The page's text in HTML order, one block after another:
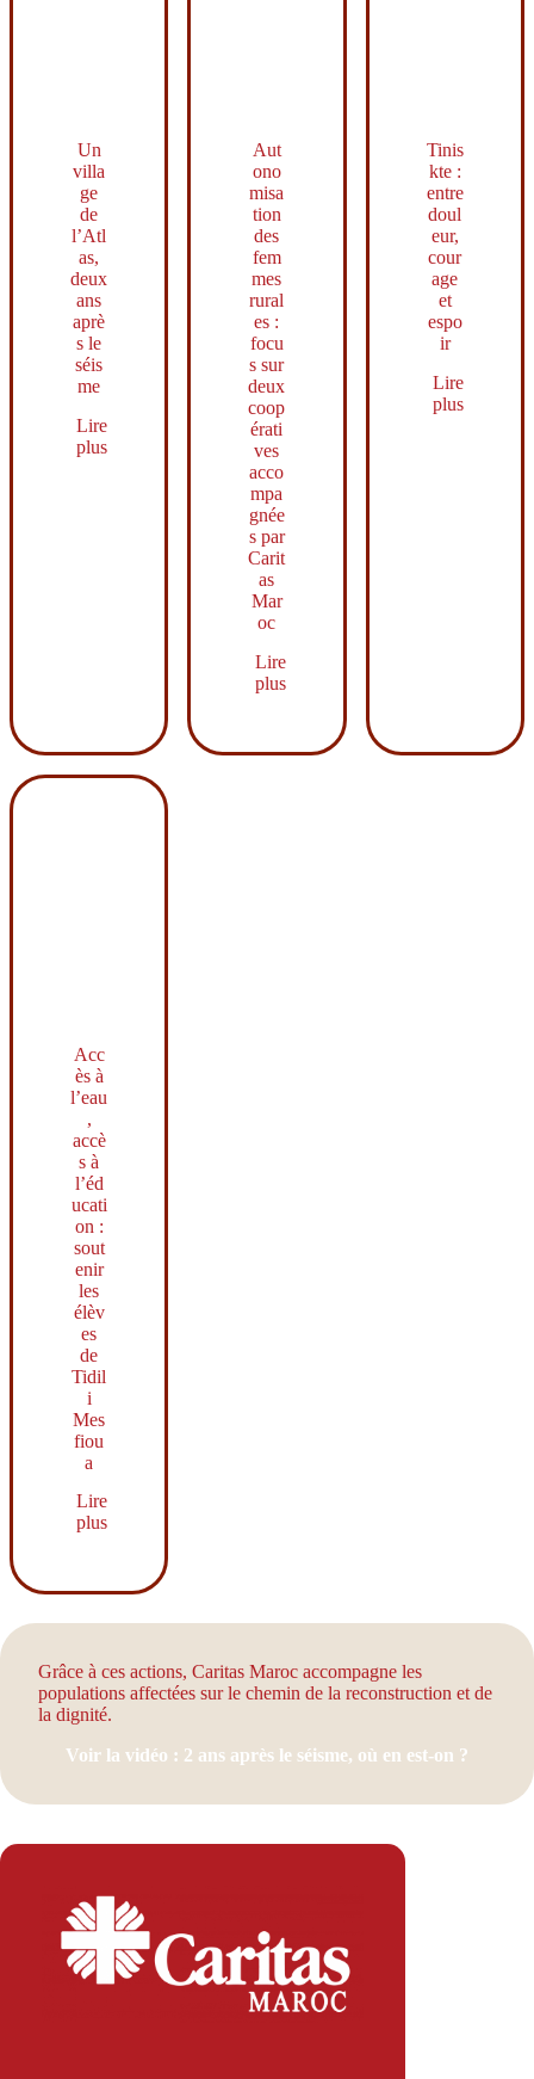
Un
villa
ge
de
l’Atl
as,
deux
ans
aprè
s le
séis
me
Lire
plus
Aut
ono
misa
tion
des
fem
mes
rural
es :
focu
s sur
deux
coop
érati
ves
acco
mpa
gnée
s par
Carit
as
Mar
oc
Lire
plus
Tinis
kte :
entre
doul
eur,
cour
age
et
espo
ir
Lire
plus
Acc
ès à
l’eau
,
accè
s à
l’éd
ucati
on :
sout
enir
les
élèv
es
de
Tidil
i
Mes
fiou
a
Lire
plus
Grâce à ces actions, Caritas Maroc accompagne les
populations affectées sur le chemin de la reconstruction et de
la dignité.
Voir la vidéo : 2 ans après le séisme, où en est-on ?